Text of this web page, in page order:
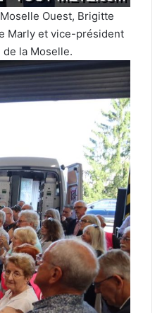
Ouest, Brigitte
Marly et vice-président
la Moselle.